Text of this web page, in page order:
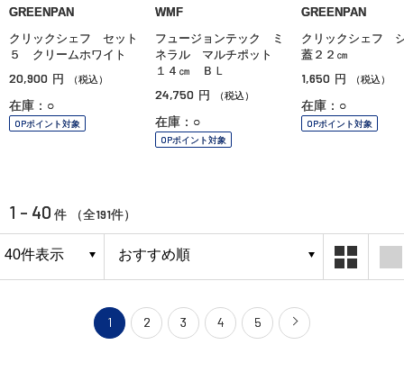
GREENPAN
クリックシェフ セット
５ クリームホワイト
20,900 円 （税込）
在庫：○
OPポイント対象
WMF
フュージョンテック ミ
ネラル マルチポット
１４㎝ ＢＬ
24,750 円 （税込）
在庫：○
OPポイント対象
GREENPAN
クリックシェフ
蓋２２㎝
1,650 円 （税込）
在庫：○
OPポイント対象
1 - 40 件 （全191件）
1 2 3 4 5